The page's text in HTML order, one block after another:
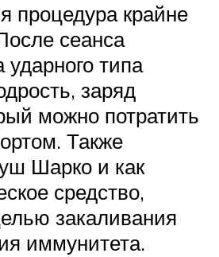
процедура крайне
сеанса
типа
заряд
можно потратить
Также
Шарко и как
средство,
закаливания
иммунитета.